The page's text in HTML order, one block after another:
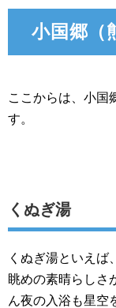
小国郷（
ここからは、小国
す。
くぬぎ湯
くぬぎ湯といえば
眺めの素晴らしさ
ん夜の入浴も星空